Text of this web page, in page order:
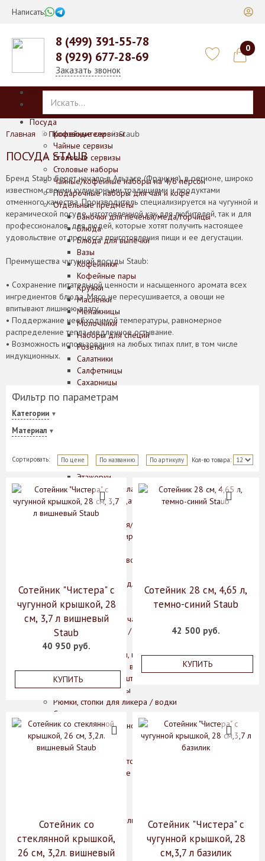
Написать:
8 (499) 391-55-78
8 (929) 677-28-69
Заказать звонок
0
Каталог
Посуда
Кофейные сервизы
Чайные сервизы
Столовые сервизы
Столовые наборы
Чайные/кофейные наборы на 4/6 персон
Подарочные наборы для чая и кофе
Отдельные предметы
Баночки для печенья/меда/горчицы
Блюда
Блюда для выпечки
Вазы
Кофейники
Кофейные пары
Кружки
Масленки
Менажницы
Молочники
Наборы для специй
Розетки
Салатники
Салфетницы
Сахарницы
Соусники
Супники
Чайники
Чайные пары
Этажерки
Предметы сервировки стола
Аксессуары для подачи сыра
Банки для сыпучих
Вазочки для варенья/сахара
Керамическая сервировочная посуда
Подносы и сервировочные блюда
Другие аксессуары для сервировки
Столовые приборы
Бокалы, графины, штофы
Армуды, чашки для чая
Бокалы для бренди / коньяка
Бокалы для вина
Бокалы для мартини, креманки
Бокалы, стаканы для воды / сока
Графины, кувшины, штофы
Подарочные наборы
Рюмки, стопки для ликера / водки
Стаканы для виски
Фужеры для шампанского
Предметы интерьера
Вазы
Вазы для цветов
Декоративные вазы
Декоративные изделия, фигурки животных
Зеркала
Картины
Колонны
Главная Производители Staub
ПОСУДА STAUB
Бренд Staub берет начало в Альзасе (Франция), в регионе, широко
известном своими кулинарными традициями и продуктами
отменного качества. Производитель специализируется на чугунной и
керамической посуде, изготовленной как для любителей, так и для
профессионалов, для людей, которые хотят получить настоящее
удовольствие от процесса приготовления пищи и ее дегустации.
Преимущества чугунной посуды Staub:
• Сохранение питательной ценности и насыщенного аромата всех
ингредиентов блюда. Мясо не пересушивается, а овощи не
впитывают лишнюю влагу.
• Поддержание необходимой температуры, равномерное
распределение тепла, медленное остывание.
• Возможность использования на любых типах плит, в том числе
индукционных.
Фильтр по параметрам
Категории
Материал
Кол-во товара:
Сортировать: По цене По названию По артикулу
Сотейник "Чистера" с
чугунной крышкой, 28
см, 3,7 л вишневый
Staub
40 950 руб.
КУПИТЬ
Сотейник 28 см, 4,65 л,
темно-синий Staub
42 500 руб.
КУПИТЬ
Сотейник со
стеклянной крышкой,
26 см, 3,2л. вишневый
Сотейник "Чистера" с
чугунной крышкой, 28
см,3,7 л базилик